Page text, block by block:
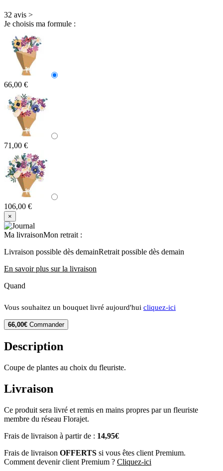
32 avis >
Je choisis ma formule :
66,00 €
71,00 €
106,00 €
×
Ma livraisonMon retrait :
Livraison possible dès demainRetrait possible dès demain
En savoir plus sur la livraison
Quand
Vous souhaitez un bouquet livré aujourd'hui cliquez-ici
66,00€ Commander
Description
Coupe de plantes au choix du fleuriste.
Livraison
Ce produit sera livré et remis en mains propres par un fleuriste
membre du réseau Florajet.
Frais de livraison à partir de : 14,95€
Frais de livraison OFFERTS si vous êtes client Premium.
Comment devenir client Premium ? Cliquez-ici